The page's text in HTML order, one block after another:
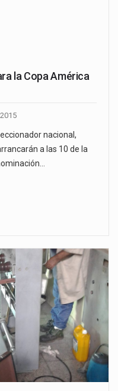
la Copa América
nacional,
a las 10 de la